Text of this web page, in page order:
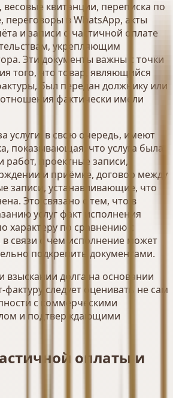
весовые квитанции, переписка по
переговоры в WhatsApp, акты
и записи о частичной оплате
укрепляющим
Эти документы важны с точки
того, что товар, являющийся
был передан должнику или
отношения фактически имели
услуги, в свою очередь, имеют
показывающая, что услуга была
работ, проектные записи,
и приёмке, договор между
записи, устанавливающие, что
Это связано с тем, что в
услуг факт исполнения
характеру по сравнению с
в связи с чем исполнение может
подкрепить документами.
взыскании долга на основании
фактуру следует оценивать не сам
с коммерческими
и подтверждающими
оплаты и